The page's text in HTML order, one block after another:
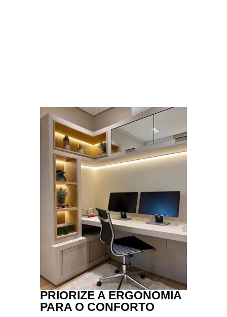
PRIORIZE A ERGONOMIA
PARA O CONFORTO